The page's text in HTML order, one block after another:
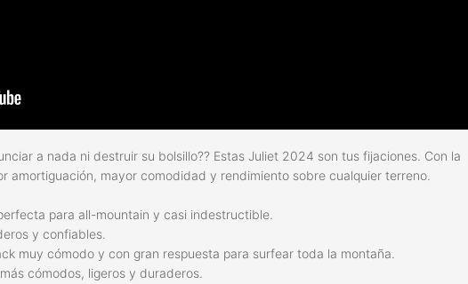
a nada ni destruir su bolsillo?? Estas Juliet 2024 son tus fijaciones. Con la
amortiguación, mayor comodidad y rendimiento sobre cualquier terreno.
para all-mountain y casi indestructible.
y confiables.
muy cómodo y con gran respuesta para surfear toda la montaña.
cómodos, ligeros y duraderos.